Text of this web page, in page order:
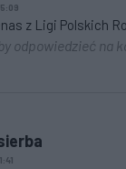
z Ligi Polskich
odpowiedzieć na